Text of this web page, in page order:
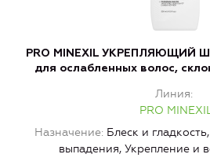
PRO MINEXIL УКРЕПЛЯЮЩИЙ
для ослабленных волос,
Линия
PRO
Назначение Блеск и
выпадения, Укрепление и